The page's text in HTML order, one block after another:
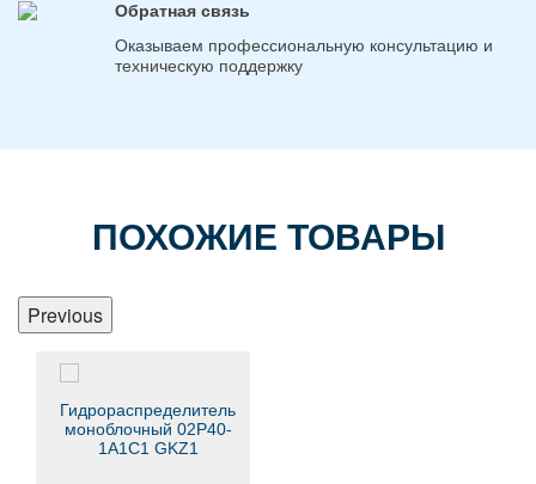
Обратная связь
Оказываем профессиональную консультацию и
техническую поддержку
ПОХОЖИЕ ТОВАРЫ
Previous
Гидрораспределитель
моноблочный 02Р40-
1А1С1 GKZ1